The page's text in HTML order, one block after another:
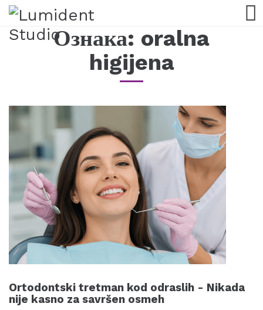
Ознака: oralna
higijena
Ortodontski tretman kod odraslih - Nikada
nije kasno za savršen osmeh